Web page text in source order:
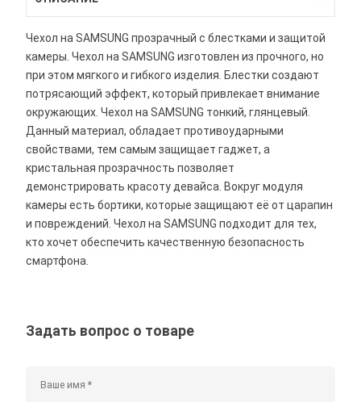
Чехол на SAMSUNG прозрачный с блестками и защитой
камеры. Чехол на SAMSUNG изготовлен из прочного, но
при этом мягкого и гибкого изделия. Блестки создают
потрясающий эффект, который привлекает внимание
окружающих. Чехол на SAMSUNG тонкий, глянцевый.
Данный материал, обладает противоударными
свойствами, тем самым защищает гаджет, а
кристальная прозрачность позволяет
демонстрировать красоту девайса. Вокруг модуля
камеры есть бортики, которые защищают её от царапин
и повреждений. Чехол на SAMSUNG подходит для тех,
кто хочет обеспечить качественную безопасность
смартфона.
Задать вопрос о товаре